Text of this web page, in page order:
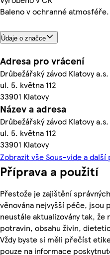
Baleno v ochranné atmosféře.
Údaje o značce
Adresa pro vrácení
Drůbežářský závod Klatovy a.s.
ul. 5. května 112
33901 Klatovy
Název a adresa
Drůbežářský závod Klatovy a.s.
ul. 5. května 112
33901 Klatovy
Zobrazit vše Sous-vide a
Příprava a použití
Přestože je zajištění
věnována nejvyšší péče,
neustále aktualizovány tak,
potravin, obsahu živin,
Vždy byste si měli přečíst
pouze na informace